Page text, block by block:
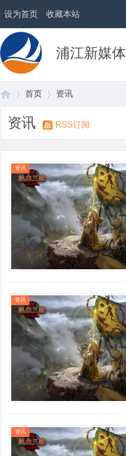
设为首页 收藏本站
浦江新媒体
首页 资讯
资讯 RSS订阅
资讯
资讯
资讯